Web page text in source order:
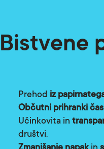
Bistvene
Prehod iz
Občutni prihranki
Učinkovita in
društvi.
Zmanjšanje napakin